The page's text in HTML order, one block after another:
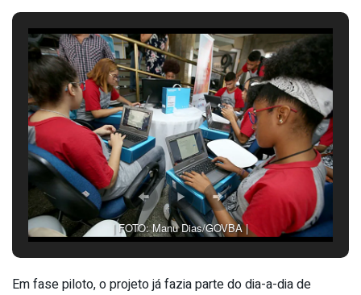
| FOTO: Manu Dias/GOVBA |
Em fase piloto, o projeto já fazia parte do dia-a-dia de